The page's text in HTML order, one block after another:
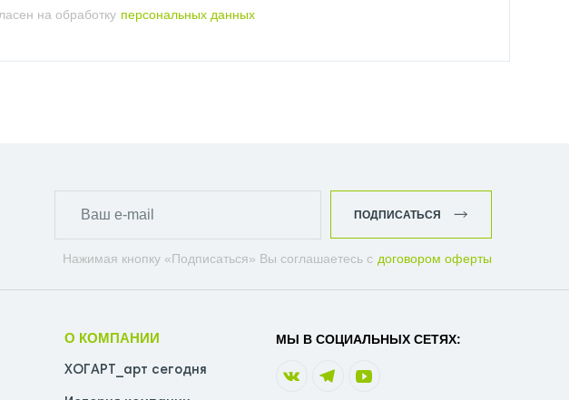
на обработку персональных данных
Нажимая кнопку «Подписаться» Вы соглашаетесь с договором оферты
ПОДПИСАТЬСЯ
О КОМПАНИИ
ХОГАРТ_арт сегодня
МЫ В СОЦИАЛЬНЫХ СЕТЯХ: